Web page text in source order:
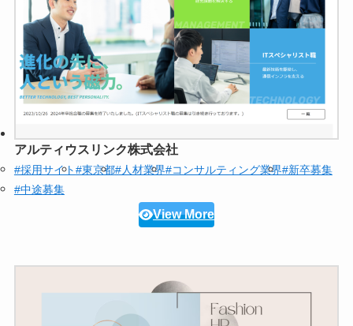
アルティウスリンク株式会社
#採用サイト#東京都#人材業界#コンサルティング業界#新卒募集
#中途募集
View More